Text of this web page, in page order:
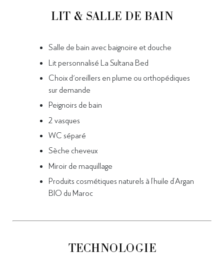
LIT & SALLE DE BAIN
Salle de bain avec baignoire et douche
Lit personnalisé La Sultana Bed
Choix d'oreillers en plume ou orthopédiques
sur demande
Peignoirs de bain
2 vasques
WC séparé
Sèche cheveux
Miroir de maquillage
Produits cosmétiques naturels à l’huile d’Argan
BIO du Maroc
TECHNOLOGIE